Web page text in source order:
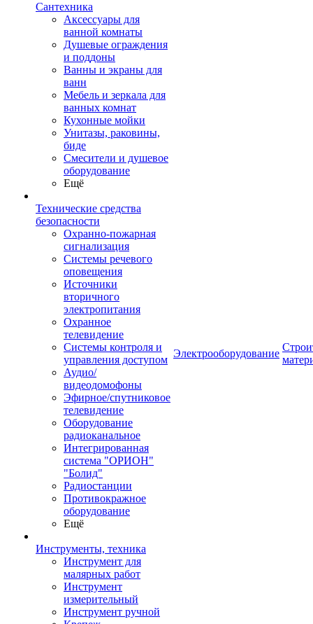
Сантехника
Аксессуары для
ванной комнаты
Душевые ограждения
и поддоны
Ванны и экраны для
ванн
Мебель и зеркала для
ванных комнат
Кухонные мойки
Унитазы, раковины,
биде
Смесители и душевое
оборудование
Ещё
Технические средства
безопасности
Охранно-пожарная
сигнализация
Системы речевого
оповещения
Источники
вторичного
электропитания
Охранное
телевидение
Системы контроля и
управления доступом
Аудио/
видеодомофоны
Эфирное/спутниковое
телевидение
Оборудование
радиоканальное
Интегрированная
система "ОРИОН"
"Болид"
Радиостанции
Противокражное
оборудование
Ещё
Инструменты, техника
Инструмент для
малярных работ
Инструмент
измерительный
Инструмент ручной
Электрооборудование